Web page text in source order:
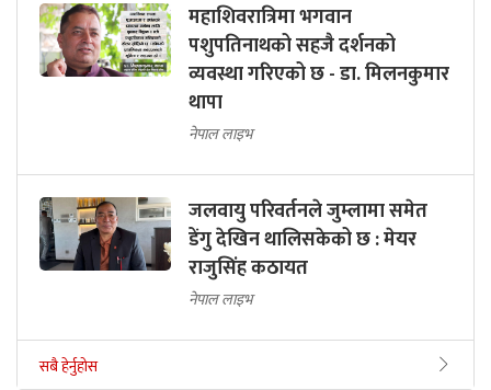
महाशिवरात्रिमा भगवान
पशुपतिनाथको सहजै दर्शनको
व्यवस्था गरिएको छ - डा. मिलनकुमार
थापा
नेपाल लाइभ
जलवायु परिवर्तनले जुम्लामा समेत
डेंगु देखिन थालिसकेको छ : मेयर
राजुसिंह कठायत
नेपाल लाइभ
सबै हेर्नुहोस